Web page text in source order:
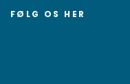
FØLG OS HER